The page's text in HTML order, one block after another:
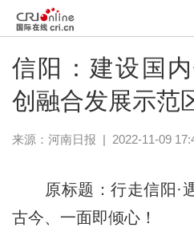
信阳：建设国
创融合发展示范
来源： 河南日报 | 2022-11-09
原标题：行走信阳·
古今、一面即倾心！